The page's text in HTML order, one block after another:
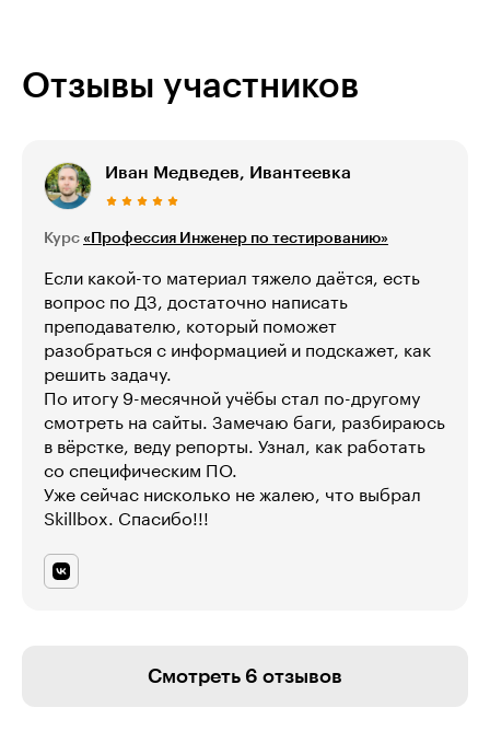
Отзывы участников
Иван Медведев, Ивантеевка
Курс «Профессия Инженер по тестированию»
Если какой-то материал тяжело даётся, есть
вопрос по ДЗ, достаточно написать
преподавателю, который поможет
разобраться с информацией и подскажет, как
решить задачу.
По итогу 9-месячной учёбы стал по-другому
смотреть на сайты. Замечаю баги, разбираюсь
в вёрстке, веду репорты. Узнал, как работать
со специфическим ПО.
Уже сейчас нисколько не жалею, что выбрал
Skillbox. Спасибо!!!
Смотреть 6 отзывов